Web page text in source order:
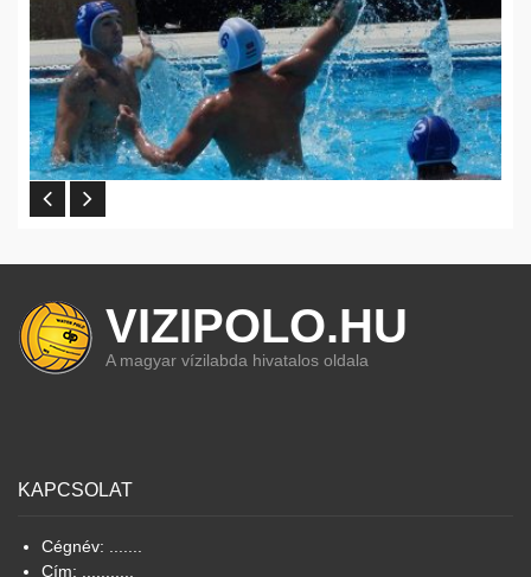
VIZIPOLO.HU
A magyar vízilabda hivatalos oldala
KAPCSOLAT
Cégnév: .......
Cím: ...........